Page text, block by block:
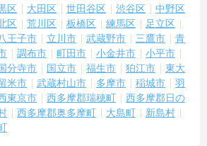
区 大田区 世田谷区 渋谷区
中野区
区 荒川区 板橋区 練馬区
足立区
王子市 立川市 武蔵野市 三鷹市
青
調布市 町田市 小金井市
小平市
分寺市 国立市 福生市 狛江市
東大
米市 武蔵村山市 多摩市 稲城市
羽
東京市 西多摩郡瑞穂町
西多摩郡日の
西多摩郡奥多摩町 大島町
新島村